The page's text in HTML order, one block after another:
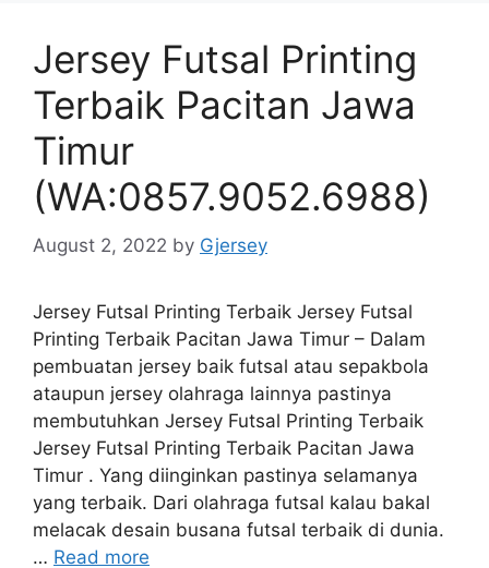
Jersey Futsal Printing
Terbaik Pacitan Jawa
Timur
(WA:0857.9052.6988)
August 2, 2022 by Gjersey
Jersey Futsal Printing Terbaik Jersey Futsal
Printing Terbaik Pacitan Jawa Timur – Dalam
pembuatan jersey baik futsal atau sepakbola
ataupun jersey olahraga lainnya pastinya
membutuhkan Jersey Futsal Printing Terbaik
Jersey Futsal Printing Terbaik Pacitan Jawa
Timur . Yang diinginkan pastinya selamanya
yang terbaik. Dari olahraga futsal kalau bakal
melacak desain busana futsal terbaik di dunia.
… Read more